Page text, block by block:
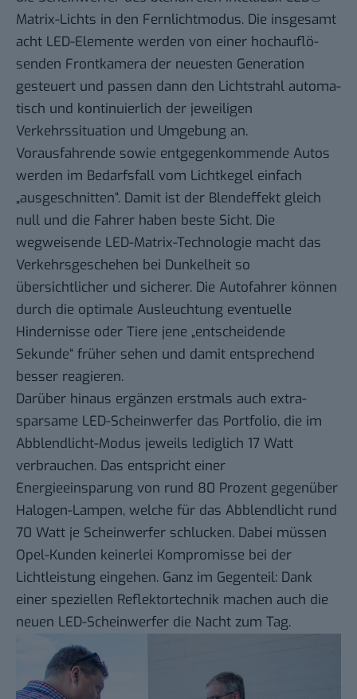
Matrix-Lichts in den Fernlichtmodus. Die insgesamt
acht LED-Elemente werden von einer hochauflö-
senden Frontkamera der neuesten Generation
gesteuert und passen dann den Lichtstrahl automa-
tisch und kontinuierlich der jeweiligen
Verkehrssituation und Umgebung an.
Vorausfahrende sowie entgegenkommende Autos
werden im Bedarfsfall vom Lichtkegel einfach
„ausgeschnitten“. Damit ist der Blendeffekt gleich
null und die Fahrer haben beste Sicht. Die
wegweisende LED-Matrix-Technologie macht das
Verkehrsgeschehen bei Dunkelheit so
übersichtlicher und sicherer. Die Autofahrer können
durch die optimale Ausleuchtung eventuelle
Hindernisse oder Tiere jene „entscheidende
Sekunde“ früher sehen und damit entsprechend
besser reagieren.
Darüber hinaus ergänzen erstmals auch extra-
sparsame LED-Scheinwerfer das Portfolio, die im
Abblendlicht-Modus jeweils lediglich 17 Watt
verbrauchen. Das entspricht einer
Energieeinsparung von rund 80 Prozent gegenüber
Halogen-Lampen, welche für das Abblendlicht rund
70 Watt je Scheinwerfer schlucken. Dabei müssen
Opel-Kunden keinerlei Kompromisse bei der
Lichtleistung eingehen. Ganz im Gegenteil: Dank
einer speziellen Reflektortechnik machen auch die
neuen LED-Scheinwerfer die Nacht zum Tag.